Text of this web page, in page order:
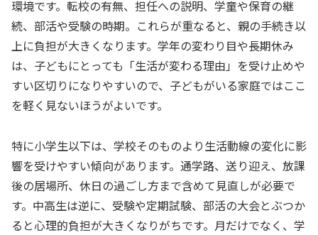
環境です。転校の有無、担任への説明、学童や保育の継
続、部活や受験の時期。これらが重なると、親の手続き以
上に負担が大きくなります。学年の変わり目や長期休み
は、子どもにとっても「生活が変わる理由」を受け止めや
すい区切りになりやすいので、子どもがいる家庭ではここ
を軽く見ないほうがよいです。
特に小学生以下は、学校そのものより生活動線の変化に影
響を受けやすい傾向があります。通学路、送り迎え、放課
後の居場所、休日の過ごし方まで含めて見直しが必要で
す。中高生は逆に、受験や定期試験、部活の大会とぶつか
ると心理的負担が大きくなりがちです。月だけでなく、学